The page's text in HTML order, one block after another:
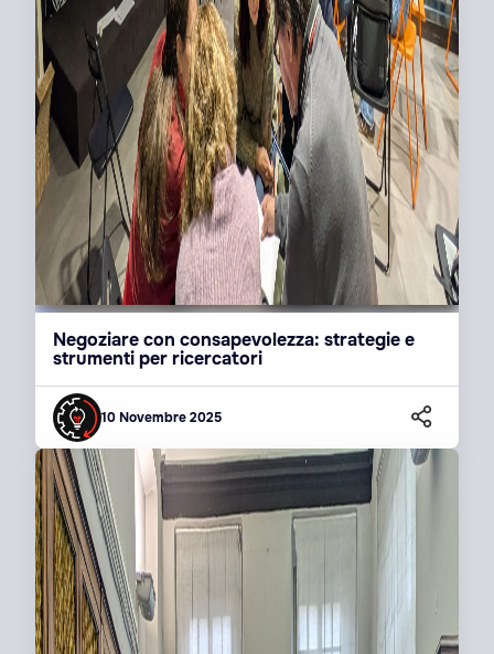
Negoziare con consapevolezza: strategie e
strumenti per ricercatori
10 Novembre 2025